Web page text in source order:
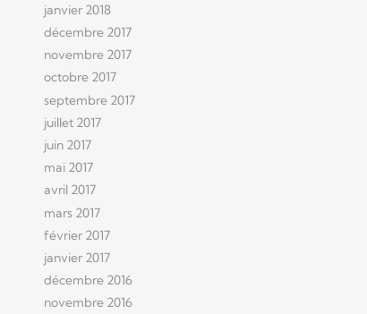
janvier 2018
décembre 2017
novembre 2017
octobre 2017
septembre 2017
juillet 2017
juin 2017
mai 2017
avril 2017
mars 2017
février 2017
janvier 2017
décembre 2016
novembre 2016